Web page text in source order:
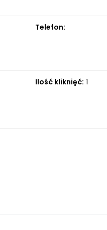
Telefon:
Ilość kliknięć: 1